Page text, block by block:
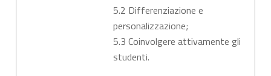
5.2 Differenziazione e
personalizzazione;
5.3 Coinvolgere attivamente gli
studenti.